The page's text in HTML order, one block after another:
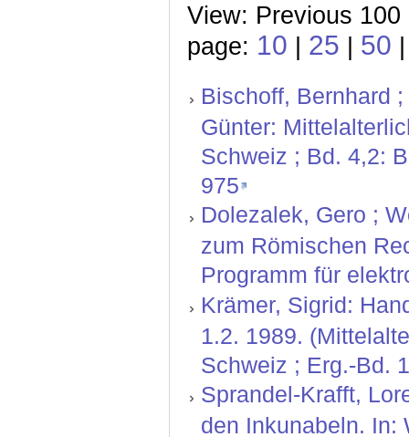
View: Previous
page: 10 | 25 | 50
Bischoff, Bernhard
Günter:
Schweiz ; Bd. 4,2:
975
Dolezalek, Gero ;
zum Römischen
Programm für
Krämer, Sigrid:
1.2. 1989.
Schweiz ; Erg.-Bd.
Sprandel-Krafft,
den Inkunabeln. In: